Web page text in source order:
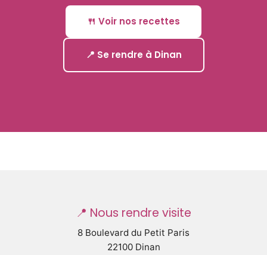
🍴 Voir nos recettes
📍 Se rendre à Dinan
📍 Nous rendre visite
8 Boulevard du Petit Paris
22100 Dinan